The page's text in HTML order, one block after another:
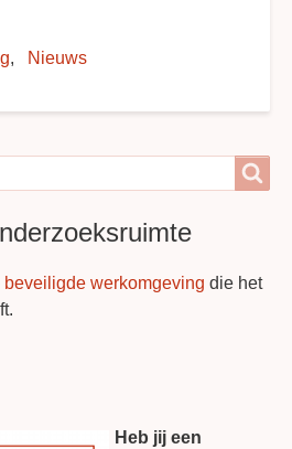
Nieuws
beveiligde werkomgeving die het
Heb jij een